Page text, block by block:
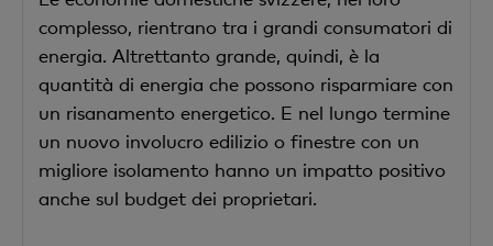
complesso, rientrano tra i grandi consumatori di
energia. Altrettanto grande, quindi, è la
quantità di energia che possono risparmiare con
un risanamento energetico. E nel lungo termine
un nuovo involucro edilizio o finestre con un
migliore isolamento hanno un impatto positivo
anche sul budget dei proprietari.